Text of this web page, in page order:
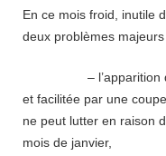
En ce mois froid, inutile
deux problèmes majeurs
– l’apparition de
et facilitée par une
ne peut lutter en raison
mois de janvier,